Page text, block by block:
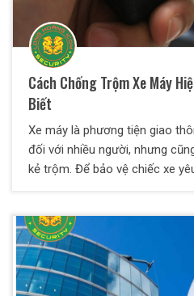
Cách Chống Trộm Xe Máy
Biết
Xe máy là phương tiện giao
đối với nhiều người, nhưng
kẻ trộm. Để bảo vệ chiếc xe
máy.